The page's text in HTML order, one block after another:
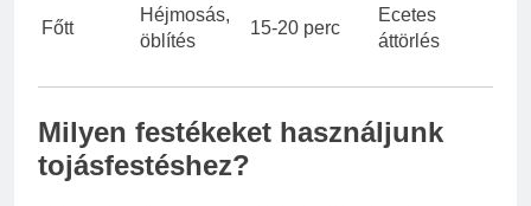
Főtt
Héjmosás,
öblítés
15-20 perc
Ecetes
áttörlés
Milyen festékeket használjunk
tojásfestéshez?